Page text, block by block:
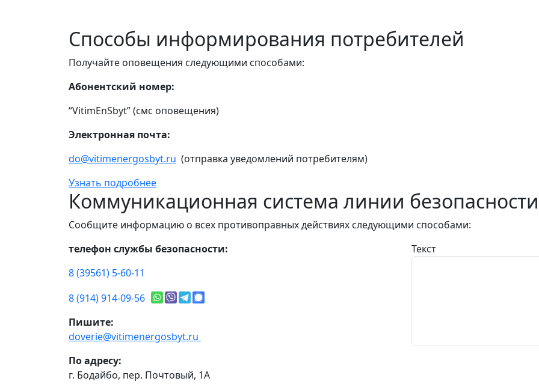
Способы информирования потребителей
Получайте оповещения следующими способами:
Абонентский номер:
“VitimEnSbyt” (смс оповещения)
Электронная почта:
do@vitimenergosbyt.ru (отправка уведомлений потребителям)
Узнать подробнее
Коммуникационная система линии безопасности
Сообщите информацию о всех противоправных действиях следующими способами:
телефон службы безопасности:
8 (39561) 5-60-11
8 (914) 914-09-56
Пишите:
doverie@vitimenergosbyt.ru
По адресу:
г. Бодайбо, пер. Почтовый, 1А
Текст